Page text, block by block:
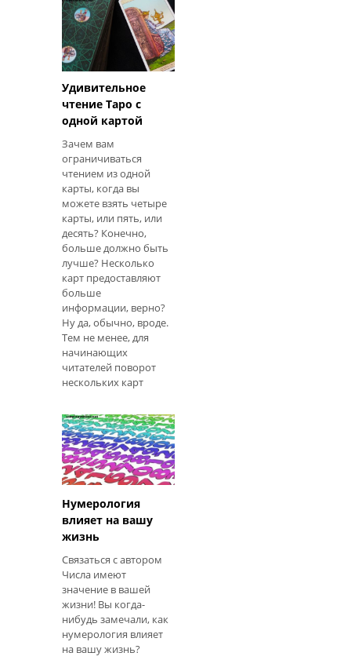
незрелость - не
обязательно
негативно, но сп
Удивительное
чтение Таро с
одной картой
Зачем вам
ограничиваться
чтением из одной
карты, когда вы
можете взять четыре
карты, или пять, или
десять? Конечно,
больше должно быть
лучше? Несколько
карт предоставляют
больше
информации, верно?
Ну да, обычно, вроде.
Тем не менее, для
начинающих
читателей поворот
нескольких карт
проблему. Еще карты
мутят зеркало
отражения. Если вам
нуж
Нумерология
влияет на вашу
жизнь
Связаться с автором
Числа имеют
значение в вашей
жизни! Вы когда-
нибудь замечали, как
нумерология влияет
на вашу жизнь?